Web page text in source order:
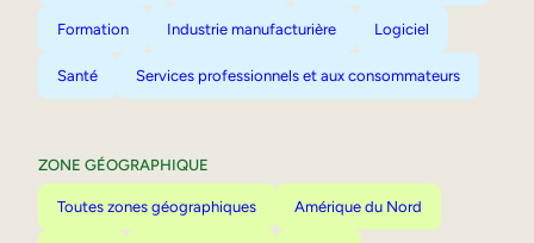
Formation Industrie manufacturière Logiciel
Santé Services professionnels et aux consommateurs
ZONE GÉOGRAPHIQUE
Toutes zones géographiques Amérique du Nord